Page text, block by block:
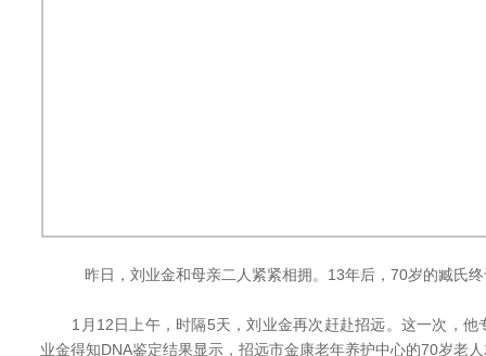
昨日，刘业金和母亲二人紧紧相拥。13年后，70岁的臧氏
1月12日上午，时隔5天，刘业金再次赶赴招远。这一次，他
业金得知DNA鉴定结果显示，招远市金康老年养护中心的70岁老